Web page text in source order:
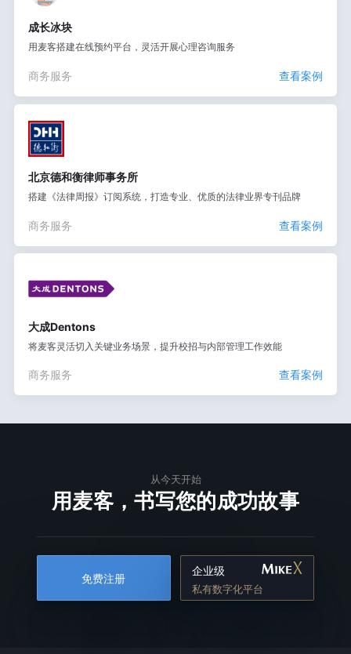
成长冰块
用麦客搭建在线预约平台，灵活开展心理咨询服务
商务服务 查看案例
北京德和衡律师事务所
搭建《法律周报》订阅系统，打造专业、优质的法律业界专刊品牌
商务服务 查看案例
大成Dentons
将麦客灵活切入关键业务场景，提升校招与内部管理工作效能
商务服务 查看案例
从今天开始
用麦客，书写您的成功故事
免费注册
企业级
私有数字化平台